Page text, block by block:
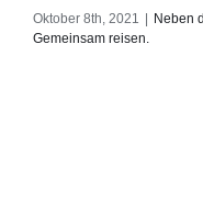
Oktober 8th, 2021
Neben
Gemeinsam reisen.